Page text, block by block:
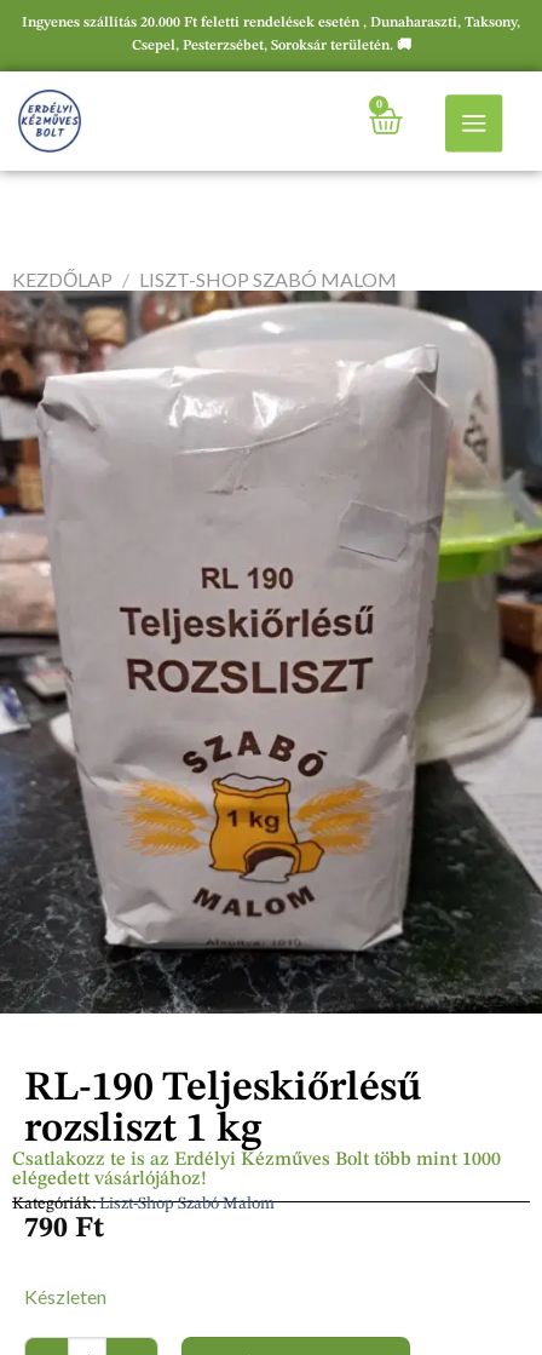
Ingyenes szállítás 20.000 Ft feletti rendelések esetén , Dunaharaszti, Taksony,
Csepel, Pesterzsébet, Soroksár területén. 🚚
0
Csatlakozz te is az Erdélyi Kézműves Bolt több mint 1000
elégedett vásárlójához!
Kategóriák:Liszt-Shop Szabó Malom
RL-190 Teljeskiőrlésű
rozsliszt 1 kg
790 Ft
Készleten
KEZDŐLAP / LISZT-SHOP SZABÓ MALOM